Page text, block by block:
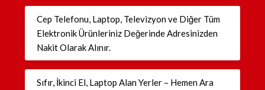
Cep Telefonu, Laptop, Televizyon ve Diğer Tüm
Elektronik Ürünleriniz Değerinde Adresinizden
Nakit Olarak Alınır.
Sıfır, İkinci El, Laptop Alan Yerler – Hemen Ara